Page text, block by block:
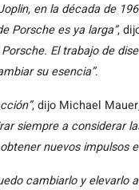
en la década de
Porsche es ya larga”,
El trabajo de
su esencia”.
, dijo Michael
siempre a considerar
nuevos impulsos
cambiarlo y elevarlo